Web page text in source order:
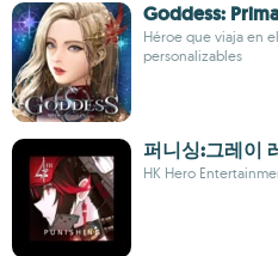
Goddess:
Héroe que viaja en
personalizables
퍼니싱:그레이
HK Hero